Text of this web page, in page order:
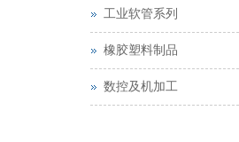
工业软管系列
橡胶塑料制品
数控及机加工